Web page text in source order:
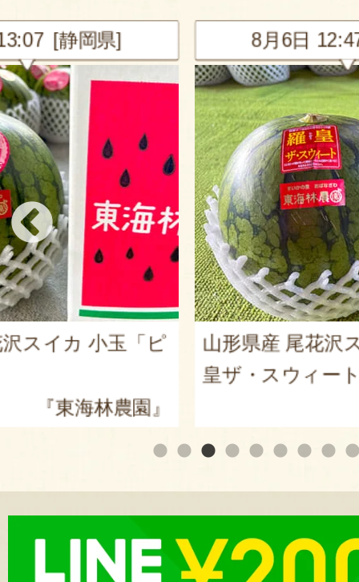
県]
小玉「ピ
林農園』
8月6日 12:47 [千葉
山形県産 尾花沢スイカ
皇ザ・スウィート」